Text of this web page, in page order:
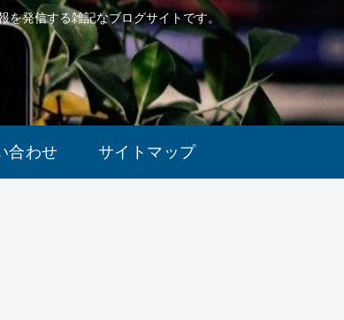
発信する雑記なブログサイトです。
合わせ サイトマップ